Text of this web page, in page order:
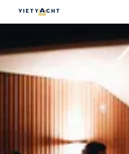
VIETYACHT
PRESTIGE
DU THUYỀN ĐIỆN